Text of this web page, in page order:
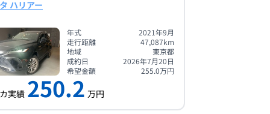
ハリアー
年式
2021年9月
走行距離
47,087km
地域
東京都
成約日
2026年7月20日
希望金額
255.0万円
実績 250.2 万円